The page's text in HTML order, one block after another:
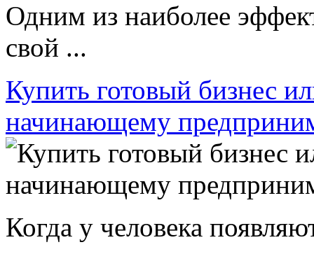
Одним из наиболее
свой ...
Купить готовый бизнес
начинающему
Когда у человека